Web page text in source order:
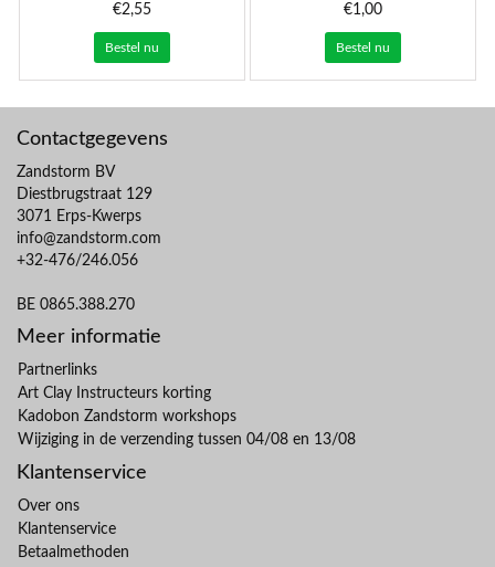
€2,55
Bestel nu
€1,00
Bestel nu
Contactgegevens
Zandstorm BV
Diestbrugstraat 129
3071 Erps-Kwerps
info@zandstorm.com
+32-476/246.056
BE 0865.388.270
Meer informatie
Partnerlinks
Art Clay Instructeurs korting
Kadobon Zandstorm workshops
Wijziging in de verzending tussen 04/08 en 13/08
Klantenservice
Over ons
Klantenservice
Betaalmethoden